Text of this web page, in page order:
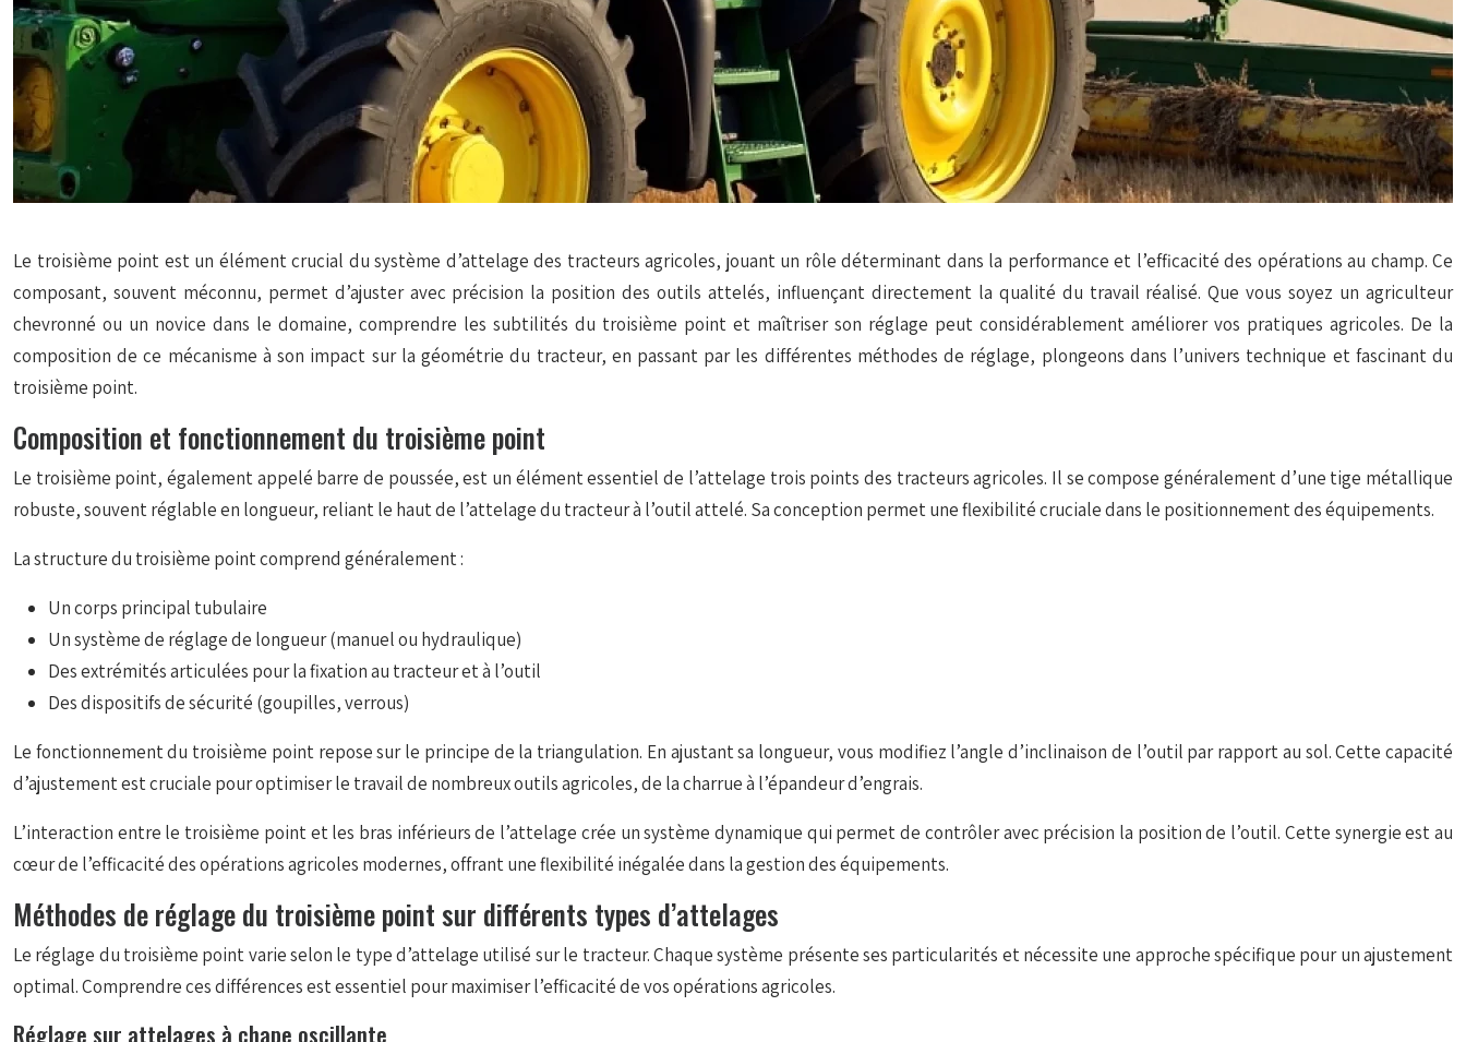
Le troisième point est un élément crucial du système d’attelage des tracteurs agricoles, jouant un rôle déterminant dans la performance et l’efficacité des opérations au champ. Ce
composant, souvent méconnu, permet d’ajuster avec précision la position des outils attelés, influençant directement la qualité du travail réalisé. Que vous soyez un agriculteur
chevronné ou un novice dans le domaine, comprendre les subtilités du troisième point et maîtriser son réglage peut considérablement améliorer vos pratiques agricoles. De la
composition de ce mécanisme à son impact sur la géométrie du tracteur, en passant par les différentes méthodes de réglage, plongeons dans l’univers technique et fascinant du
troisième point.
Composition et fonctionnement du troisième point
Le troisième point, également appelé barre de poussée, est un élément essentiel de l’attelage trois points des tracteurs agricoles. Il se compose généralement d’une tige métallique
robuste, souvent réglable en longueur, reliant le haut de l’attelage du tracteur à l’outil attelé. Sa conception permet une flexibilité cruciale dans le positionnement des équipements.
La structure du troisième point comprend généralement :
Un corps principal tubulaire
Un système de réglage de longueur (manuel ou hydraulique)
Des extrémités articulées pour la fixation au tracteur et à l’outil
Des dispositifs de sécurité (goupilles, verrous)
Le fonctionnement du troisième point repose sur le principe de la triangulation. En ajustant sa longueur, vous modifiez l’angle d’inclinaison de l’outil par rapport au sol. Cette capacité
d’ajustement estcruciale pour optimiser le travail de nombreux outils agricoles, de la charrue à l’épandeur d’engrais.
L’interaction entre le troisième point et les bras inférieurs de l’attelage crée un système dynamique qui permet de contrôler avec précision la position de l’outil. Cette synergie est au
cœur de l’efficacité des opérations agricoles modernes, offrant une flexibilité inégalée dans la gestion des équipements.
Méthodes de réglage du troisième point sur différents types d’attelages
Le réglage du troisième point varie selon le type d’attelage utilisé sur le tracteur. Chaque système présente ses particularités et nécessite une approche spécifique pour un ajustement
optimal. Comprendre ces différences est essentiel pour maximiser l’efficacité de vos opérations agricoles.
Réglage sur attelages à chape oscillante